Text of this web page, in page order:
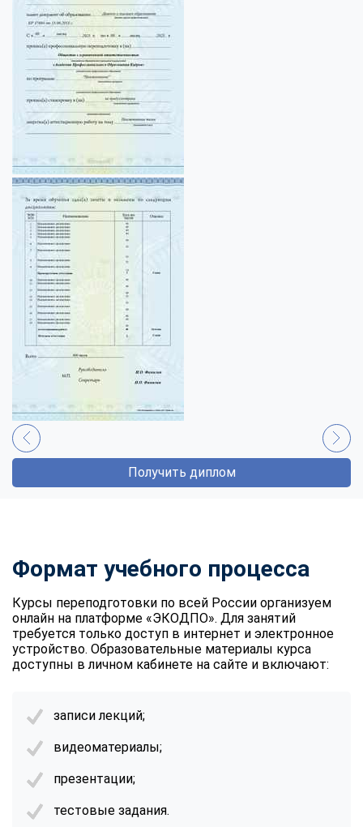
Получить диплом
Формат учебного процесса
Курсы переподготовки по всей России организуем
онлайн на платформе «ЭКОДПО». Для занятий
требуется только доступ в интернет и электронное
устройство. Образовательные материалы курса
доступны в личном кабинете на сайте и включают:
записи лекций;
видеоматериалы;
презентации;
тестовые задания.